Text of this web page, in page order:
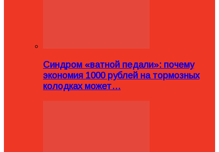
Синдром «ватной педали»: почему
экономия 1000 рублей на тормозных
колодках может…